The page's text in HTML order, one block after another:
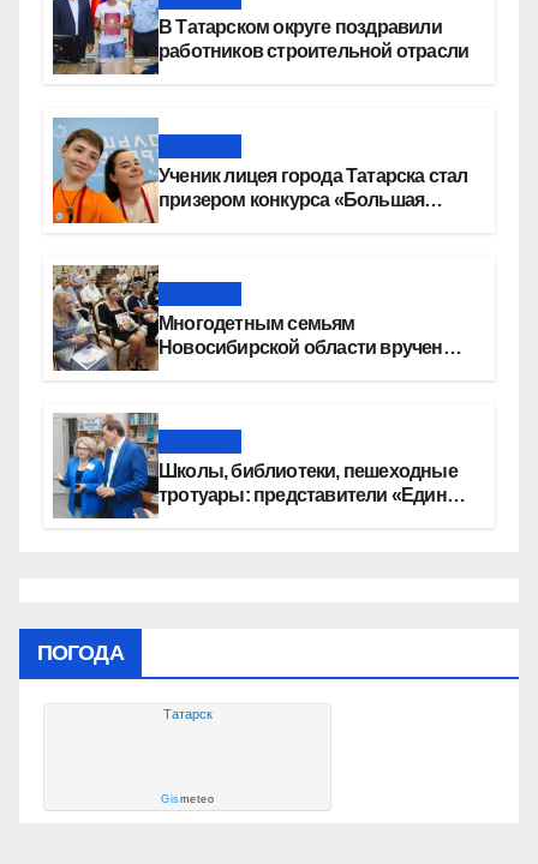
В Татарском округе поздравили
работников строительной отрасли
Ученик лицея города Татарска стал
призером конкурса «Большая
Многодетным семьям
Новосибирской области вручены
Школы, библиотеки, пешеходные
тротуары: представители «Единой
ПОГОДА
Татарск
Gismeteo